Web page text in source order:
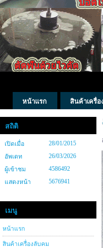
หน้าแรก สินค้าเครื่อ
สถิติ
เปิดเมื่อ
28/01/2015
อัพเดท
26/03/2026
ผู้เข้าชม
4586492
แสดงหน้า
5676941
เมนู
หน้าแรก
สินค้าเครื่องลับคม